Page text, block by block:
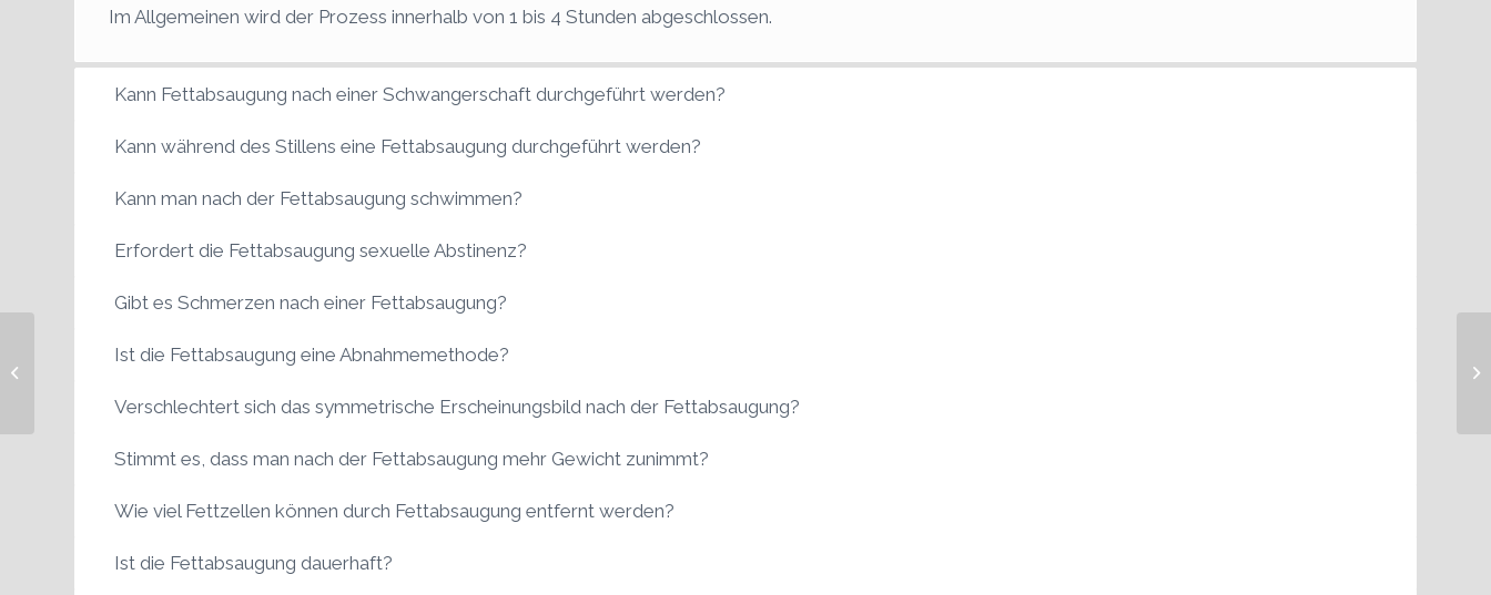
Im Allgemeinen wird der Prozess innerhalb von 1 bis 4 Stunden abgeschlossen.
Kann Fettabsaugung nach einer Schwangerschaft durchgeführt werden?
Kann während des Stillens eine Fettabsaugung durchgeführt werden?
Kann man nach der Fettabsaugung schwimmen?
Erfordert die Fettabsaugung sexuelle Abstinenz?
Gibt es Schmerzen nach einer Fettabsaugung?
Ist die Fettabsaugung eine Abnahmemethode?
Verschlechtert sich das symmetrische Erscheinungsbild nach der Fettabsaugung?
Stimmt es, dass man nach der Fettabsaugung mehr Gewicht zunimmt?
Wie viel Fettzellen können durch Fettabsaugung entfernt werden?
Ist die Fettabsaugung dauerhaft?